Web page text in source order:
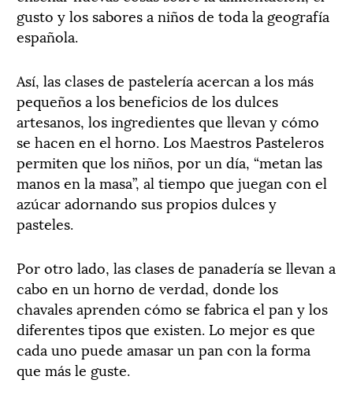
gusto y los sabores a niños de toda la geografía
española.
Así, las clases de pastelería acercan a los más
pequeños a los beneficios de los dulces
artesanos, los ingredientes que llevan y cómo
se hacen en el horno. Los Maestros Pasteleros
permiten que los niños, por un día, “metan las
manos en la masa”, al tiempo que juegan con el
azúcar adornando sus propios dulces y
pasteles.
Por otro lado, las clases de panadería se llevan a
cabo en un horno de verdad, donde los
chavales aprenden cómo se fabrica el pan y los
diferentes tipos que existen. Lo mejor es que
cada uno puede amasar un pan con la forma
que más le guste.